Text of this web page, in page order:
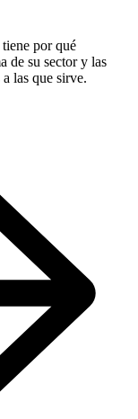
por qué
de su sector y las
las que sirve.